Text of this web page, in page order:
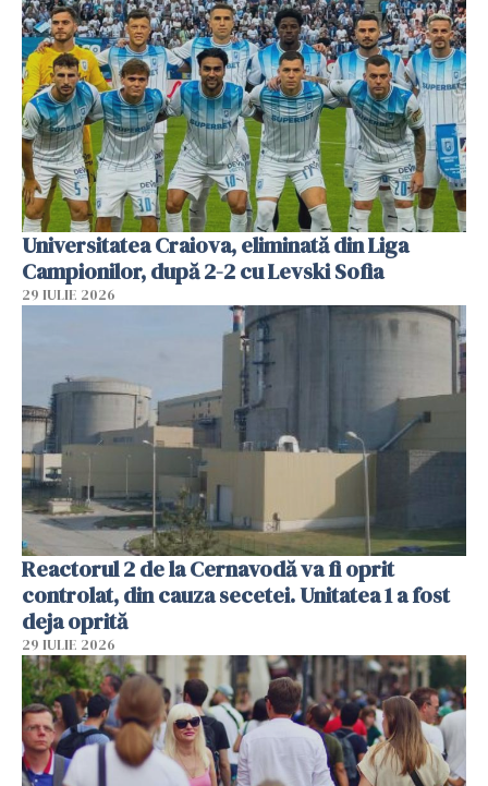
Universitatea Craiova, eliminată din Liga
Campionilor, după 2-2 cu Levski Sofia
29 IULIE 2026
Reactorul 2 de la Cernavodă va fi oprit
controlat, din cauza secetei. Unitatea 1 a fost
deja oprită
29 IULIE 2026